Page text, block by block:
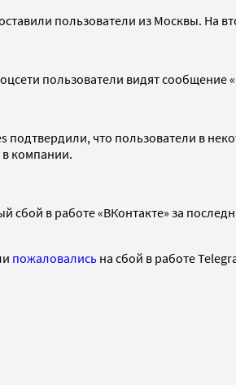
пользователи из Москвы. На
пользователи видят
подтвердили, что пользователи в
компании.
сбой в работе «ВКонтакте» за
пожаловались на сбой в работе